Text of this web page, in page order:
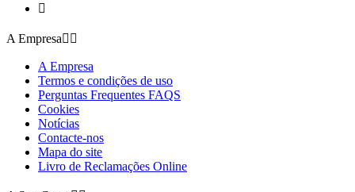

A Empresa 
A Empresa
Termos e condições de uso
Perguntas Frequentes FAQS
Cookies
Notícias
Contacte-nos
Mapa do site
Livro de Reclamações Online